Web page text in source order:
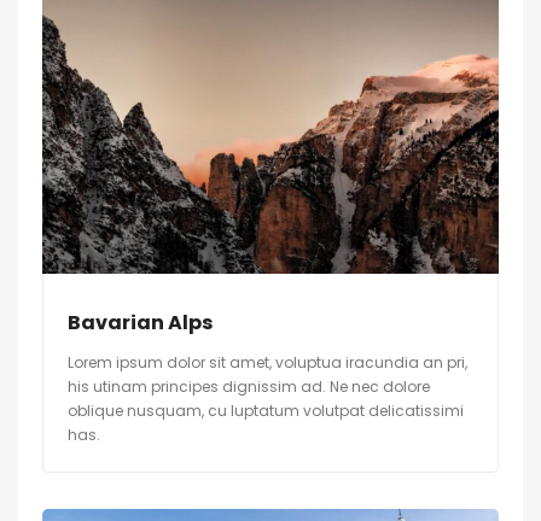
Bavarian Alps
Lorem ipsum dolor sit amet, voluptua iracundia an pri,
his utinam principes dignissim ad. Ne nec dolore
oblique nusquam, cu luptatum volutpat delicatissimi
has.